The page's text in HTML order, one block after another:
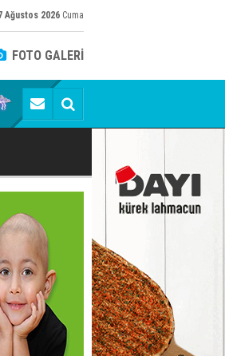
Ağustos 2026 Cuma
FOTO GALERİ
AKIN GÜRLEK'E AÇIK İHBAR!